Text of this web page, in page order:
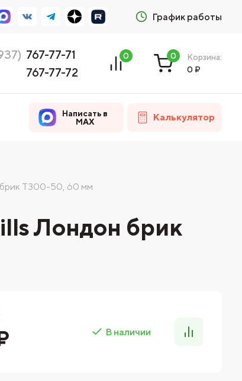
График работы
767-77-71
767-77-72
0 0
Корзина:
0 ₽
Написать в
MAX
Калькулятор
брик T300-50, 60 мм
Лондон брик
В наличии